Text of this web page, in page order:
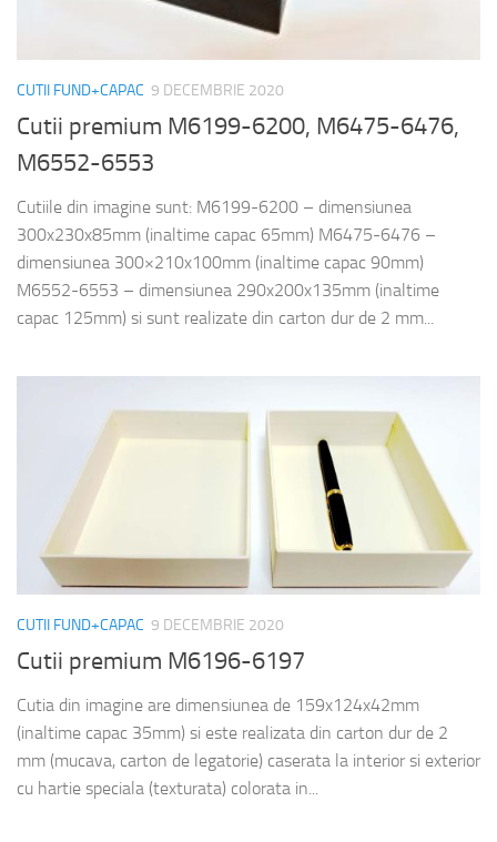
CUTII FUND+CAPAC 9 DECEMBRIE 2020
Cutii premium M6199-6200, M6475-6476,
M6552-6553
Cutiile din imagine sunt: M6199-6200 – dimensiunea
300x230x85mm (inaltime capac 65mm) M6475-6476 –
dimensiunea 300×210x100mm (inaltime capac 90mm)
M6552-6553 – dimensiunea 290x200x135mm (inaltime
capac 125mm) si sunt realizate din carton dur de 2 mm...
CUTII FUND+CAPAC 9 DECEMBRIE 2020
Cutii premium M6196-6197
Cutia din imagine are dimensiunea de 159x124x42mm
(inaltime capac 35mm) si este realizata din carton dur de 2
mm (mucava, carton de legatorie) caserata la interior si exterior
cu hartie speciala (texturata) colorata in...